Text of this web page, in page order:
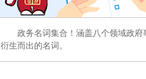
政务名词集合！涵盖八个领域政府
衍生而出的名词。